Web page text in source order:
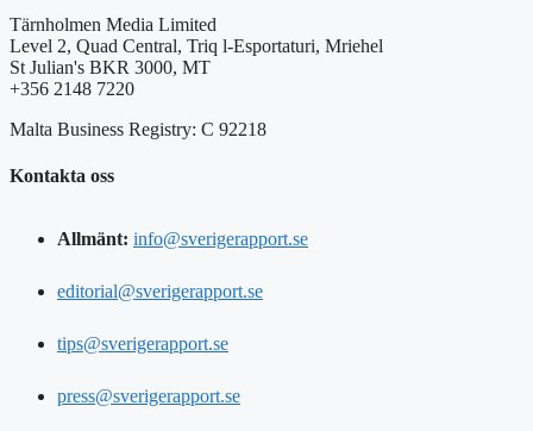
Tärnholmen Media Limited
Level 2, Quad Central, Triq l-Esportaturi, Mriehel
St Julian's BKR 3000, MT
+356 2148 7220
Malta Business Registry: C 92218
Kontakta oss
Allmänt: info@sverigerapport.se
editorial@sverigerapport.se
tips@sverigerapport.se
press@sverigerapport.se